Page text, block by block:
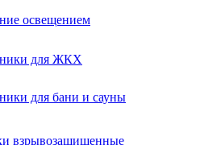
освещением
для ЖКХ
для бани и сауны
взрывозащищенные